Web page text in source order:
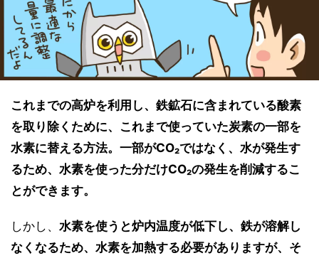
これまでの高炉を利用し、鉄鉱石に含まれている酸素
を取り除くために、これまで使っていた炭素の一部を
水素に替える方法。一部がCO₂ではなく、水が発生す
るため、水素を使った分だけCO₂の発生を削減するこ
とができます。
しかし、 水素を使うと炉内温度が低下し、鉄が溶解し
なくなるため、水素を加熱する必要がありますが、そ